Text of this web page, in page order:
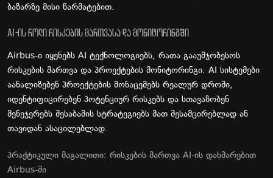
ბაზარზე მისი წარმატებით.
AI-ის როლი რისკების მართვასა და მონიტორინგში
Airbus-ი იყენებს AI ტექნოლოგიებს, რათა გააუმჯობესოს
რისკების მართვა და პროექტების მონიტორინგი. AI სისტემები
აანალიზებენ პროექტების მონაცემებს რეალურ დროში,
იდენტიფიცირებენ პოტენციურ რისკებს და სთავაზობენ
მენეჯერებს შესაბამის სტრატეგიებს მათ შესამცირებლად ან
თავიდან ასაცილებლად.
პრაქტიკული მაგალითი: რისკების მართვა AI-ის დახმარებით
Airbus-ში